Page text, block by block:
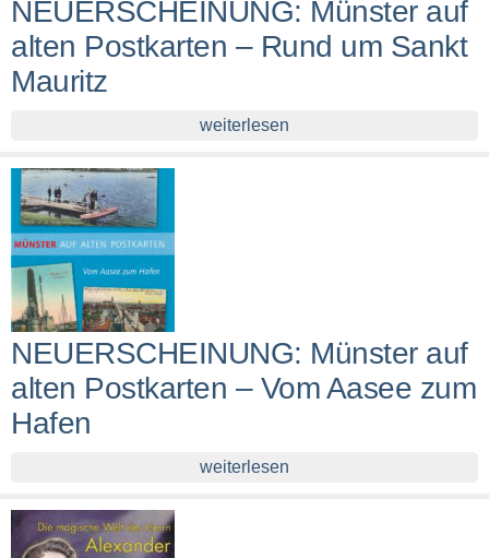
NEUERSCHEINUNG: Münster auf
alten Postkarten – Rund um Sankt
Mauritz
weiterlesen
NEUERSCHEINUNG: Münster auf
alten Postkarten – Vom Aasee zum
Hafen
weiterlesen